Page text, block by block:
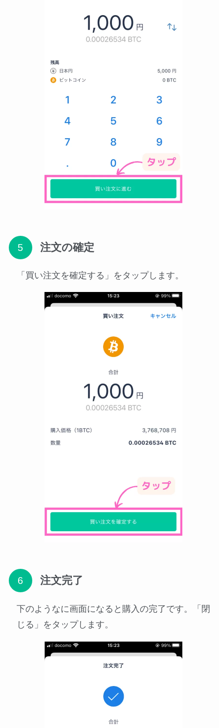
注文の確定
「買い注文を確定する」をタップします。
注文完了
下のようなに画面になると購入の完了です。「閉
じる」をタップします。